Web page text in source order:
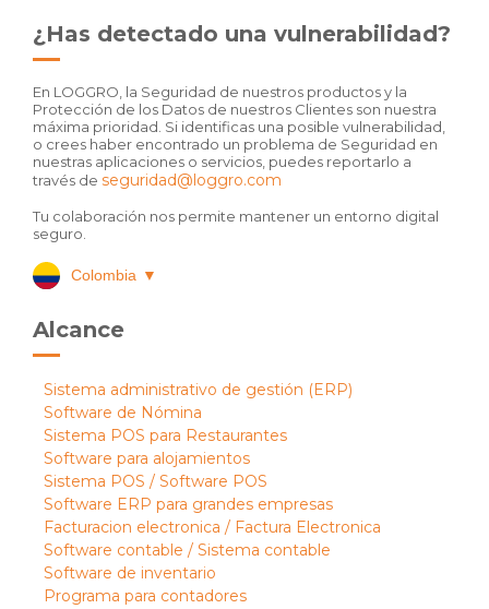
¿Has detectado una vulnerabilidad?
En LOGGRO, la Seguridad de nuestros productos y la
Protección de los Datos de nuestros Clientes son nuestra
máxima prioridad. Si identificas una posible vulnerabilidad,
o crees haber encontrado un problema de Seguridad en
nuestras aplicaciones o servicios, puedes reportarlo a
través de seguridad@loggro.com
Tu colaboración nos permite mantener un entorno digital
seguro.
Colombia ▼
Alcance
Sistema administrativo de gestión (ERP)
Software de Nómina
Sistema POS para Restaurantes
Software para alojamientos
Sistema POS / Software POS
Software ERP para grandes empresas
Facturacion electronica / Factura Electronica
Software contable / Sistema contable
Software de inventario
Programa para contadores